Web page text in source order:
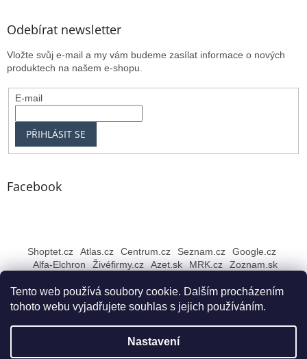
Tento web používá soubory cookie. Dalším procházením
tohoto webu vyjadřujete souhlas s jejich používáním.
Nastavení
Odebírat newsletter
Vložte svůj e-mail a my vám budeme zasílat informace o nových
produktech na našem e-shopu.
E-mail
PŘIHLÁSIT SE
Facebook
Shoptet.cz Atlas.cz Centrum.cz Seznam.cz
Google.cz
Alfa-Elchron
Živéfirmy.cz Azet.sk MRK.cz Zoznam.sk